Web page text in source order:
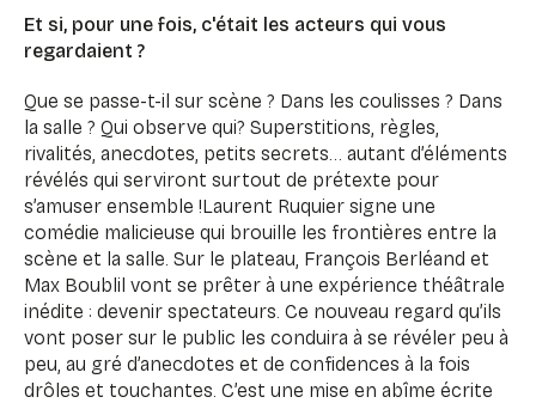
Et si, pour une fois, c'était les acteurs qui vous
regardaient ?
Que se passe-t-il sur scène ? Dans les coulisses ? Dans
la salle ? Qui observe qui? Superstitions, règles,
rivalités, anecdotes, petits secrets… autant d’éléments
révélés qui serviront surtout de prétexte pour
s’amuser ensemble !Laurent Ruquier signe une
comédie malicieuse qui brouille les frontières entre la
scène et la salle. Sur le plateau, François Berléand et
Max Boublil vont se prêter à une expérience théâtrale
inédite : devenir spectateurs. Ce nouveau regard qu’ils
vont poser sur le public les conduira à se révéler peu à
peu, au gré d’anecdotes et de confidences à la fois
drôles et touchantes. C’est une mise en abîme écrite